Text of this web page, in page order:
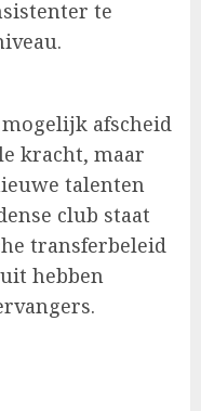
te
afscheid
kracht, maar
talenten
club staat
transferbeleid
hebben